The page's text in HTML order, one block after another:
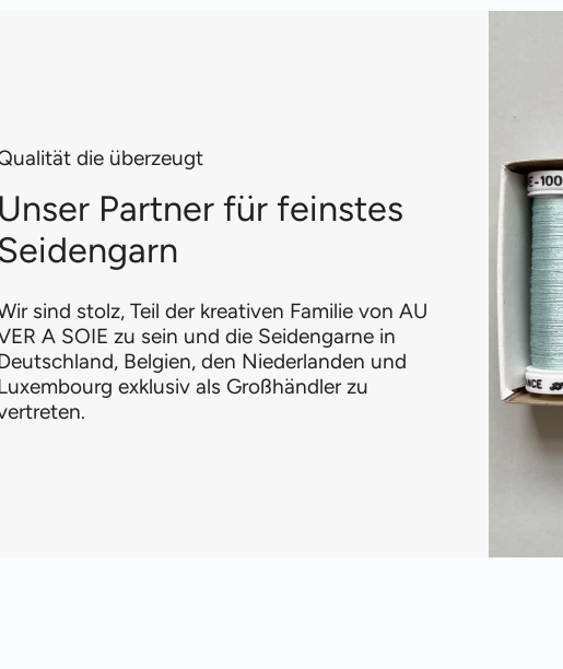
die überzeugt
Unser Partner für feinstes
sind stolz, Teil der kreativen Familie von AU
A SOIE zu sein und die Seidengarne in
Belgien, den Niederlanden und
exklusiv als Großhändler zu